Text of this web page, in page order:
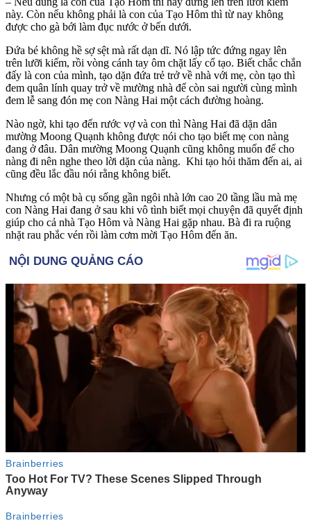
này. Còn nếu không phải là con của Tạo Hôm thì từ nay không
được cho gà bới làm đục nước ở bến dưới.
Đứa bé không hề sợ sệt mà rất dạn dĩ. Nó lập tức đứng ngay lên
trên lưỡi kiếm, rồi vòng cánh tay ôm chặt lấy cổ tạo. Biết chắc chắn
đấy là con của mình, tạo dặn đứa trẻ trở về nhà với mẹ, còn tạo thì
đem quân lính quay trở về mường nhà để còn sai người cùng mình
đem lễ sang đón mẹ con Nàng Hai một cách đường hoàng.
Nào ngờ, khi tạo đến rước vợ và con thì Nàng Hai đã dặn dân
mường Moong Quạnh không được nói cho tạo biết mẹ con nàng
đang ở đâu. Dân mường Moong Quạnh cũng không muốn để cho
nàng đi nên nghe theo lời dặn của nàng. Khi tạo hỏi thăm đến ai, ai
cũng đều lắc đầu nói rằng không biết.
Nhưng có một bà cụ sống gần ngôi nhà lớn cao 20 tầng lầu mà mẹ
con Nàng Hai đang ở sau khi vô tình biết mọi chuyện đã quyết định
giúp cho cả nhà Tạo Hôm và Nàng Hai gặp nhau. Bà đi ra ruộng
nhặt rau phắc vén rồi làm cơm mời Tạo Hôm đến ăn.